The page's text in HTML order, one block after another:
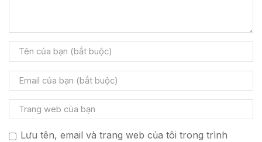
Lưu tên, email và trang web của tôi trong trình